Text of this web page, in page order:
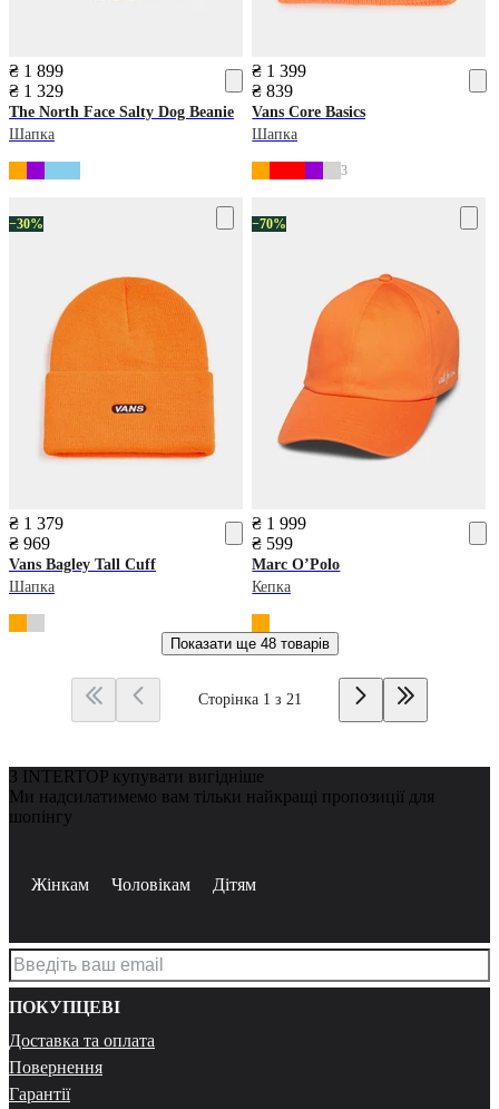
₴ 1 899
₴ 1 329
The North Face Salty Dog Beanie
Шапка
₴ 1 399
₴ 839
Vans Core Basics
Шапка
3
−30%
₴ 1 379
₴ 969
Vans Bagley Tall Cuff
Шапка
−70%
₴ 1 999
₴ 599
Marc O’Polo
Кепка
Показати ще 48 товарів
Сторінка 1 з 21
З INTERTOP купувати вигідніше
Ми надсилатимемо вам тільки найкращі пропозиції для
шопінгу
Жінкам Чоловікам Дітям
ПОКУПЦЕВІ
Доставка та оплата
Повернення
Гарантії